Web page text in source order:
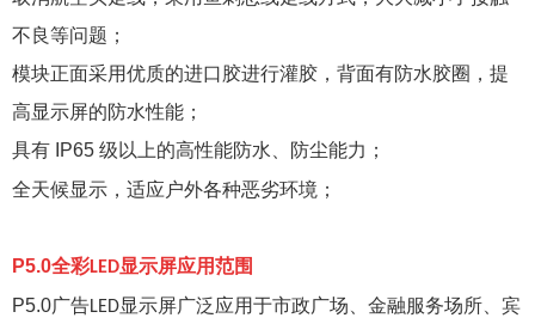
不良等问题；
模块正面采用优质的进口胶进行灌胶，背面有防水胶圈，提
高显示屏的防水性能；
具有 IP65 级以上的高性能防水、防尘能力；
全天候显示，适应户外各种恶劣环境；
P5.0全彩LED显示屏应用范围
P5.0广告LED显示屏广泛应用于市政广场、金融服务场所、宾